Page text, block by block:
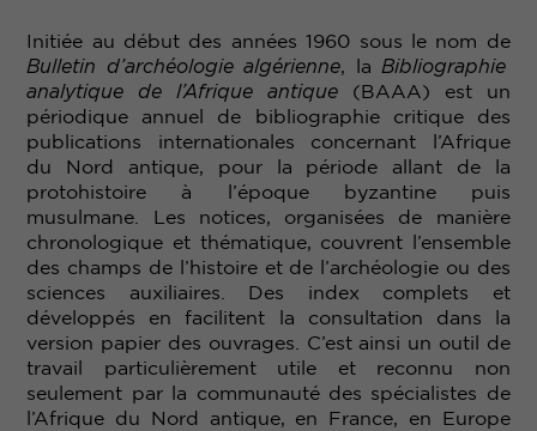
Initiée au début des années 1960 sous le nom de
Bulletin d’archéologie algérienne, la Bibliographie
analytique de l’Afrique antique (BAAA) est un
périodique annuel de bibliographie critique des
publications internationales concernant l’Afrique
du Nord antique, pour la période allant de la
protohistoire à l’époque byzantine puis
musulmane. Les notices, organisées de manière
chronologique et thématique, couvrent l’ensemble
des champs de l’histoire et de l’archéologie ou des
sciences auxiliaires. Des index complets et
développés en facilitent la consultation dans la
version papier des ouvrages. C’est ainsi un outil de
travail particulièrement utile et reconnu non
seulement par la communauté des spécialistes de
l’Afrique du Nord antique, en France, en Europe